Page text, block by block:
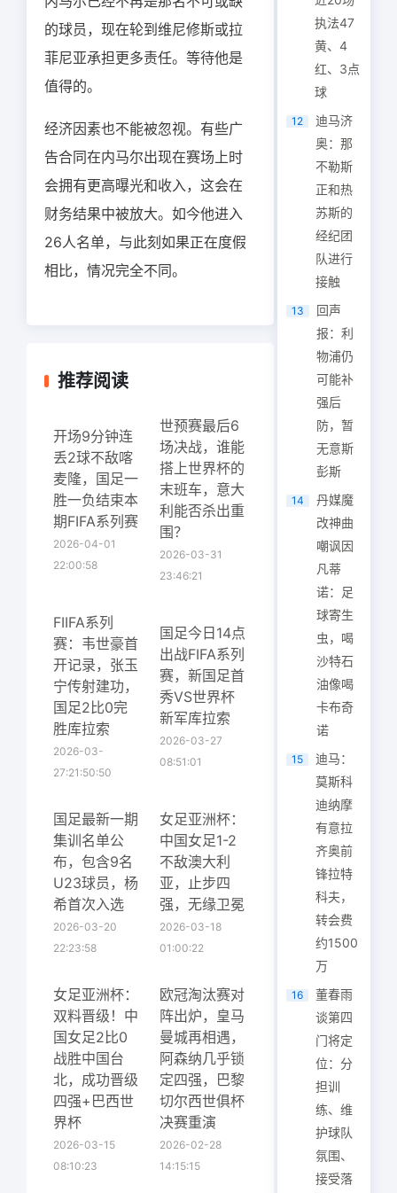
的球员，现在轮到维尼修斯或拉
菲尼亚承担更多责任。等待他是
值得的。
经济因素也不能被忽视。有些广
告合同在内马尔出现在赛场上时
会拥有更高曝光和收入，这会在
财务结果中被放大。如今他进入
26人名单，与此刻如果正在度假
相比，情况完全不同。
推荐阅读
开场9分钟连
丢2球不敌喀
麦隆，国足一
胜一负结束本
期FIFA系列赛
2026-04-01
22:00:58
世预赛最后6
场决战，谁能
搭上世界杯的
末班车，意大
利能否杀出重
围？
2026-03-31
23:46:21
FIIFA系列
赛：韦世豪首
开记录，张玉
宁传射建功，
国足2比0完
胜库拉索
2026-03-
27:21:50:50
国足今日14点
出战FIFA系列
赛，新国足首
秀VS世界杯
新军库拉索
2026-03-27
08:51:01
国足最新一期
集训名单公
布，包含9名
U23球员，杨
希首次入选
2026-03-20
22:23:58
女足亚洲杯：
中国女足1-2
不敌澳大利
亚，止步四
强，无缘卫冕
2026-03-18
01:00:22
女足亚洲杯：
双料晋级！中
国女足2比0
战胜中国台
北，成功晋级
四强+巴西世
界杯
2026-03-15
08:10:23
欧冠淘汰赛对
阵出炉，皇马
曼城再相遇，
阿森纳几乎锁
定四强，巴黎
切尔西世俱杯
决赛重演
2026-02-28
14:15:15
执法47
黄、4
红、3点
球
12
迪马济
奥：那
不勒斯
正和热
苏斯的
经纪团
队进行
接触
13
回声
报：利
物浦仍
可能补
强后
防，暂
无意斯
彭斯
14
丹媒魔
改神曲
嘲讽因
凡蒂
诺：足
球寄生
虫，喝
沙特石
油像喝
卡布奇
诺
15
迪马：
莫斯科
迪纳摩
有意拉
齐奥前
锋拉特
科夫，
转会费
约1500
万
16
董春雨
谈第四
门将定
位：分
担训
练、维
护球队
氛围、
接受落